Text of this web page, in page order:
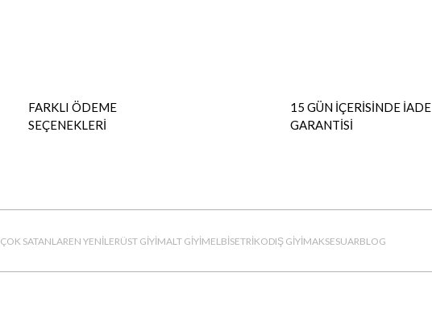
FARKLI ÖDEME
SEÇENEKLERİ
15 GÜN İÇERİSİNDE İADE
GARANTİSİ
ÇOK SATANLAREN YENİLERÜST GİYİMALT GİYİMELBİSETRİKODIŞ GİYİMAKSESUARBLOG